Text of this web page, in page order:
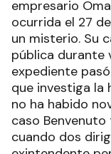
empresario
ocurrida el 27
un misterio. Su
pública durante
expediente
que investiga la
no ha habido
caso
cuando dos